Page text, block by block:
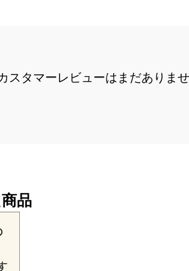
スタマーレビューはまだありませ
品